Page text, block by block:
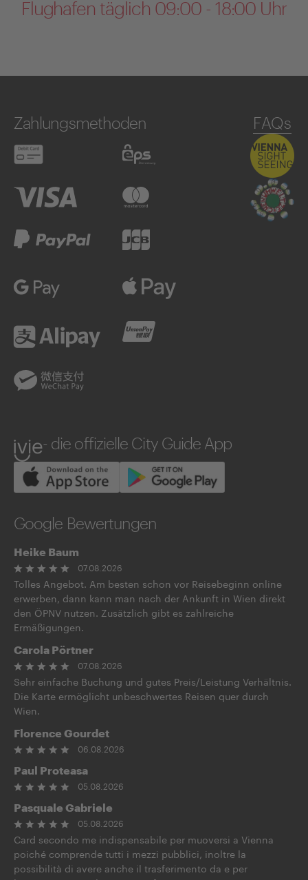
Flughafen täglich 09:00 - 18:00 Uhr
ivie - die offizielle City Guide App
Google Bewertungen
Heike Baum
07.08.2026
Tolles Angebot. Am besten schon vor Reisebeginn online
erwerben, dann kann man nach der Ankunft in Wien direkt
den ÖPNV nutzen. Zusätzlich gibt es zahlreiche
Ermäßigungen.
Carola Pörtner
07.08.2026
Sehr einfache Buchung und gutes Preis/Leistung Verhältnis.
Die Karte ermöglicht unbeschwertes Reisen quer durch
Wien.
Florence Gourdet
06.08.2026
Paul Proteasa
05.08.2026
Pasquale Gabriele
05.08.2026
Card secondo me indispensabile per muoversi a Vienna
poiché comprende tutti i mezzi pubblici, inoltre la
possibilità di avere anche il trasferimento da e per
Zahlungsmethoden
Apple Pay
Alipay
FAQs